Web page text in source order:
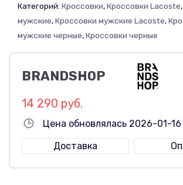
Категорий: Кроссовки,Кроссовки Lacoste,
мужские,Кроссовки мужские Lacoste,
мужские черные,Кроссовки черные
BRANDSHOP
14 290 руб.
Цена обновлялась 2026-01-16
Доставка